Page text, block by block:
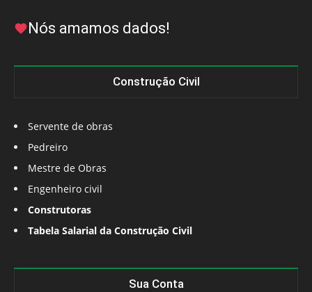
Nós amamos dados!
Construção Civil
Servente de obras
Pedreiro
Mestre de Obras
Engenheiro civil
Construtoras
Tabela Salarial da Construção Civil
Sua Conta